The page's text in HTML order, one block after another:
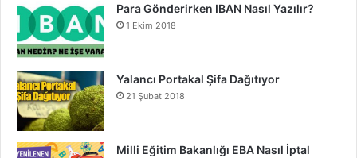
Para Gönderirken IBAN Nasıl Yazılır?
1 Ekim 2018
Yalancı Portakal Şifa Dağıtıyor
21 Şubat 2018
Milli Eğitim Bakanlığı EBA Nasıl İptal